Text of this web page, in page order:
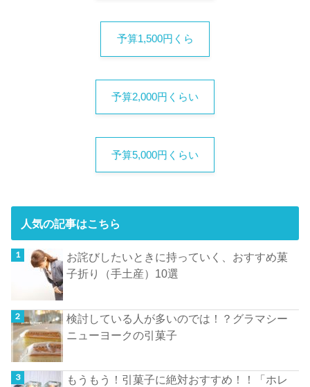
予算1,500円くら
予算2,000円くらい
予算5,000円くらい
人気の記事はこちら
お詫びしたいときに持っていく、おすすめ菓
子折り（手土産）10選
検討している人が多いのでは！？グラマシー
ニューヨークの引菓子
もうもう！引菓子に絶対おすすめ！！「ホレ